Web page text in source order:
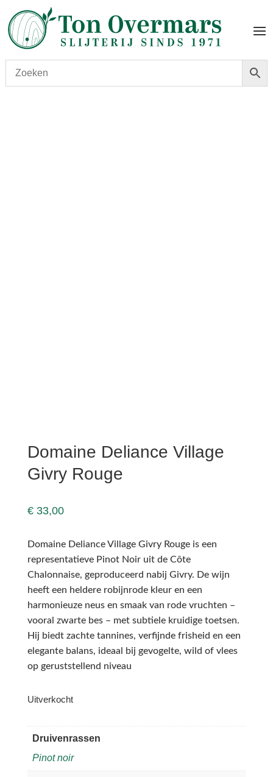
Domaine Deliance Village
Givry Rouge
€33,00
Domaine Deliance Village Givry Rouge is een
representatieve Pinot Noir uit de Côte
Chalonnaise, geproduceerd nabij Givry. De wijn
heeft een heldere robijnrode kleur en een
harmonieuze neus en smaak van rode vruchten –
vooral zwarte bes – met subtiele kruidige toetsen.
Hij biedt zachte tannines, verfijnde frisheid en een
elegante balans, ideaal bij gevogelte, wild of vlees
op geruststellend niveau
Uitverkocht
Druivenrassen
Pinot noir